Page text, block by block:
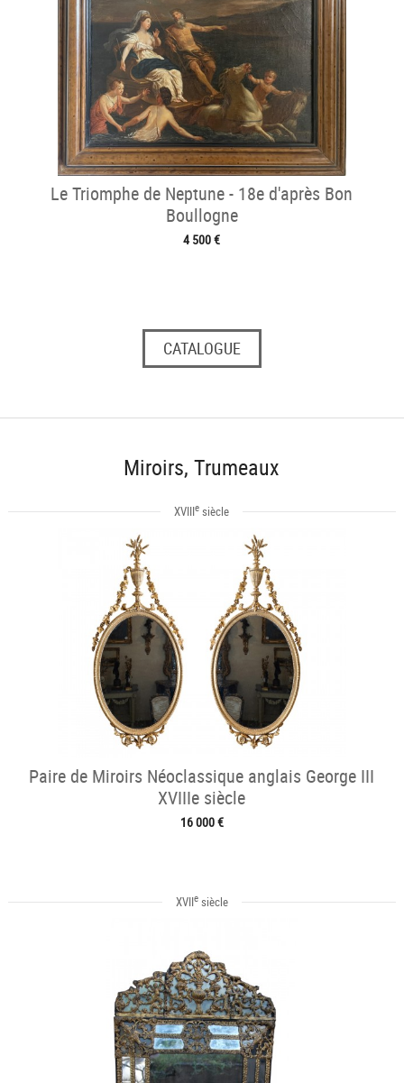
Le Triomphe de Neptune - 18e d'après Bon
Boullogne
4 500 €
CATALOGUE
Miroirs, Trumeaux
XVIIIe siècle
Paire de Miroirs Néoclassique anglais George III
XVIIIe siècle
16 000 €
XVIIesiècle